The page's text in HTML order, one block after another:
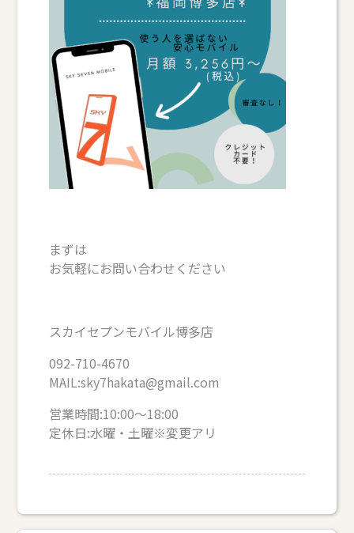
まずは
お気軽にお問い合わせください
スカイセプンモバイル博多店
092-710-4670
MAIL:sky7hakata@gmail.com
営業時間:10:00～18:00
定休日:水曜・土曜※変更アリ